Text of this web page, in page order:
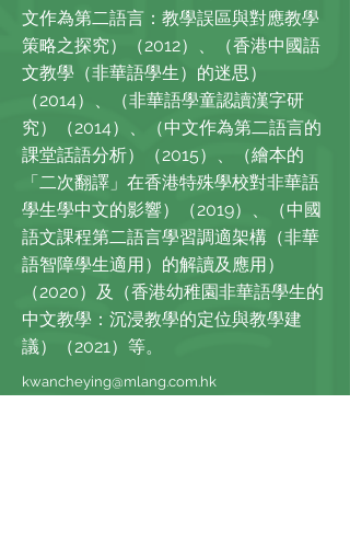
文作為第二語言：教學誤區與對應教學
策略之探究）（2012）、（香港中國語
文教學（非華語學生）的迷思）
（2014）、（非華語學童認讀漢字研
究）（2014）、（中文作為第二語言的
課堂話語分析）（2015）、（繪本的
「二次翻譯」在香港特殊學校對非華語
學生學中文的影響）（2019）、（中國
語文課程第二語言學習調適架構（非華
語智障學生適用）的解讀及應用）
（2020）及（香港幼稚園非華語學生的
中文教學：沉浸教學的定位與教學建
議）（2021）等。
kwancheying@mlang.com.hk